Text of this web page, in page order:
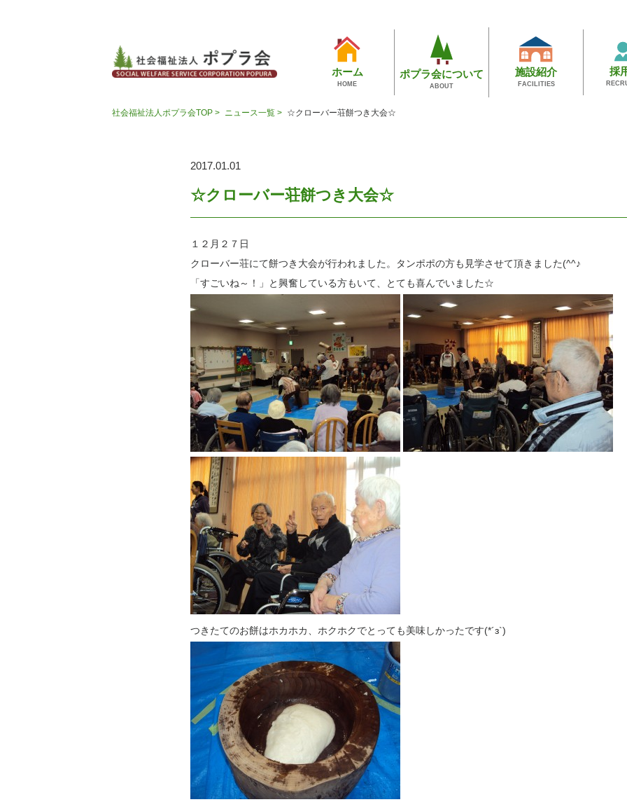
ホーム
HOME
ポプラ会について
ABOUT
施設紹介
FACILITIES
採
社会福祉法人ポプラ会TOP > ニュース一覧 > ☆クローバー荘餅つき大会☆
2017.01.01
☆クローバー荘餅つき大会☆
１２月２７日
クローバー荘にて餅つき大会が行われました。タンポポの方も見学させて頂きました(^^♪
「すごいね～！」と興奮している方もいて、とても喜んでいました☆
つきたてのお餅はホカホカ、ホクホクでとっても美味しかったです(*´з`)